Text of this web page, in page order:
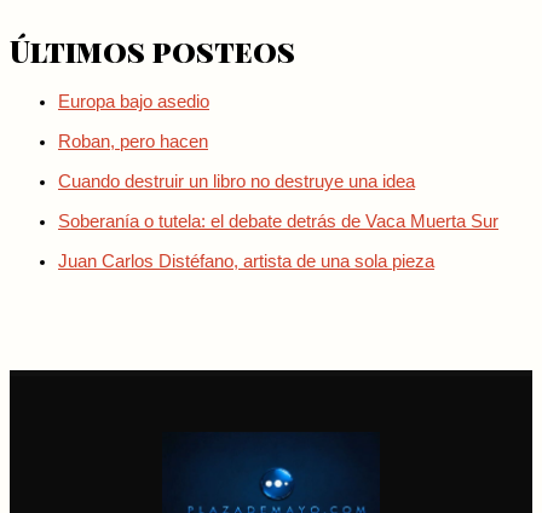
Últimos posteos
Europa bajo asedio
Roban, pero hacen
Cuando destruir un libro no destruye una idea
Soberanía o tutela: el debate detrás de Vaca Muerta Sur
Juan Carlos Distéfano, artista de una sola pieza